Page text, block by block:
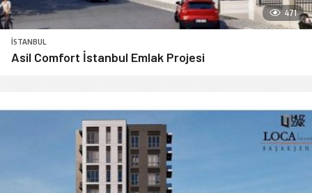
471
İSTANBUL
Asil Comfort İstanbul Emlak Projesi